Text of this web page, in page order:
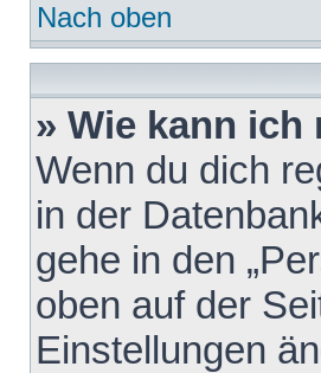
Nach oben
» Wie kann
Wenn du dich
in der
gehe in den
oben auf der
Einstellungen